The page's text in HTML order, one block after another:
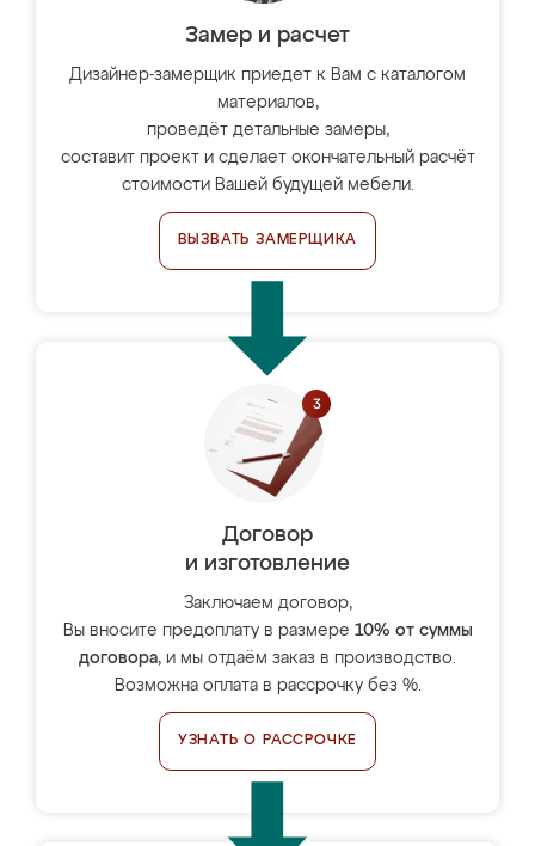
Замер и расчет
Дизайнер-замерщик приедет к Вам с каталогом
материалов,
проведёт детальные замеры,
составит проект и сделает окончательный расчёт
стоимости Вашей будущей мебели.
ВЫЗВАТЬ ЗАМЕРЩИКА
Договор
и изготовление
Заключаем договор,
Вы вносите предоплату в размере 10% от суммы
договора, и мы отдаём заказ в производство.
Возможна оплата в рассрочку без %.
УЗНАТЬ О РАССРОЧКЕ